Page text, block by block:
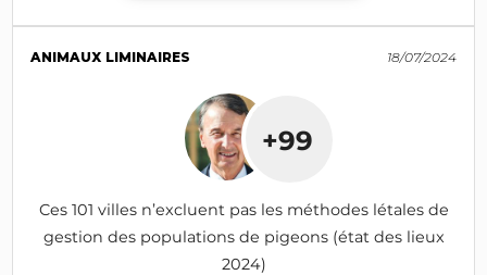
ANIMAUX LIMINAIRES 18/07/2024
+99
Ces 101 villes n’excluent pas les méthodes létales de
gestion des populations de pigeons (état des lieux
2024)